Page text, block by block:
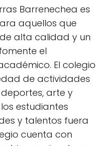
Barrenechea es
aquellos que
alta calidad y un
el
El colegio
de actividades
arte y
estudiantes
y talentos fuera
cuenta con